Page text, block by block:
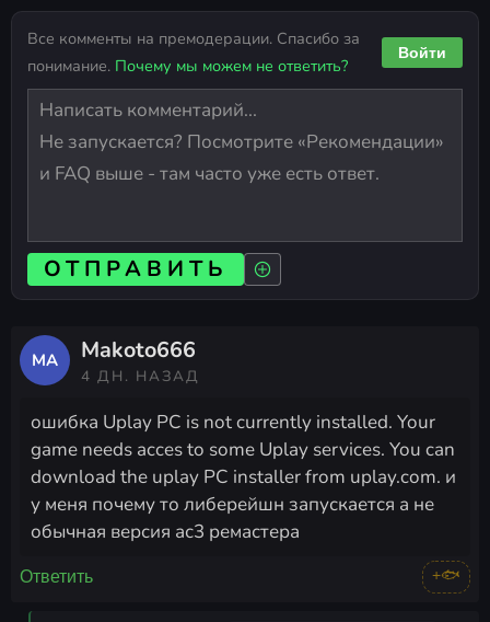
Все комменты на премодерации. Спасибо за
понимание. Почему мы можем не ответить?
Войти
ОТПРАВИТЬ
MA Makoto666
4 ДН. НАЗАД
ошибка Uplay PC is not currently installed. Your
game needs acces to some Uplay services. You can
download the uplay PC installer from uplay.com. и
у меня почему то либерейшн запускается а не
обычная версия ас3 ремастера
Ответить +🐟